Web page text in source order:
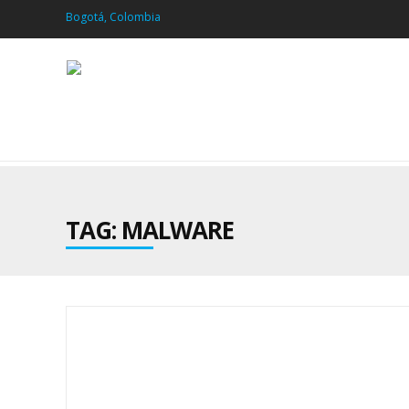
Bogotá, Colombia
TAG: MALWARE